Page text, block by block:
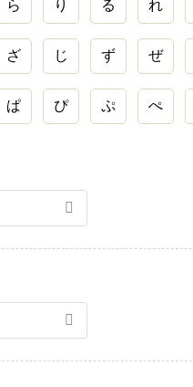
ら り る れ
ざ じ ず ぜ
ぱ ぴ ぷ ぺ